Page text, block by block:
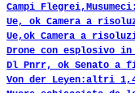
Campi
Ue, ok Camera a
Ue,ok Camera a
Drone con esplosivo
Dl Pnrr, ok Senato a
Von der Leyen:altri